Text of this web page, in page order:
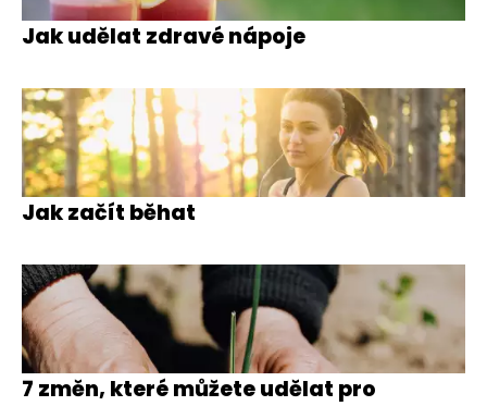
Jak udělat zdravé nápoje
Jak začít běhat
7 změn, které můžete udělat pro